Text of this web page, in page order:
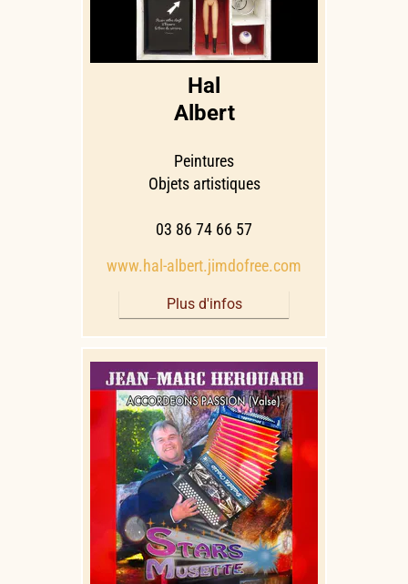
Hal
Albert
Peintures
Objets artistiques
03 86 74 66 57
www.hal-albert.jimdofree.com
Plus d'infos